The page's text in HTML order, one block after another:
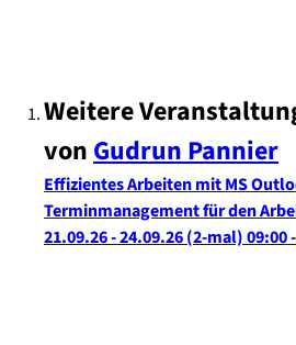
Weitere
vonGudrunPannier
Effizientes Arbeiten mit MS
Terminmanagement für den
21.09.26 - 24.09.26(2-mal)09:00